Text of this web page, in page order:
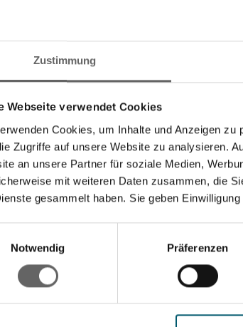
Zustimmung
Webseite verwendet Cookies
Cookies, um Inhalte und Anzeigen
Zugriffe auf unsere Website zu analysieren.
an unsere Partner für soziale Medien,
mit weiteren Daten zusammen, die
gesammelt haben. Sie geben
Notwendig
Präferenzen
Sets